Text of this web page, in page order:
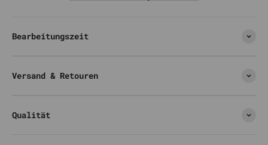
Bearbeitungszeit
Versand & Retouren
Qualität